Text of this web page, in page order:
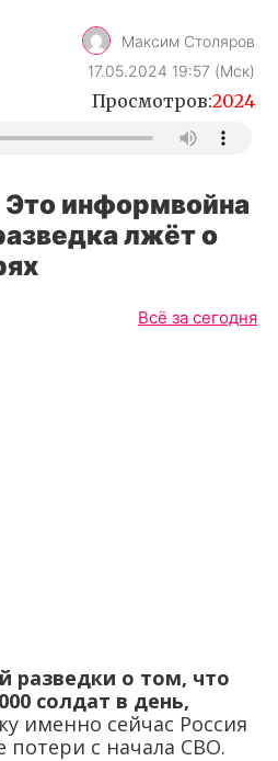
Максим Столяров
17.05.2024 19:57 (Мск)
Просмотров:2024
Это информвойна
лжёт о
Всё за сегодня
разведки о том, что
солдат в день,
именно сейчас Россия
потери с начала СВО.